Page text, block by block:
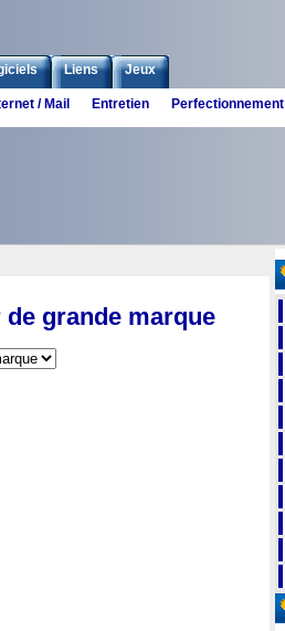
Liens Jeux
/ Mail Entretien Perfectionnement
grande marque